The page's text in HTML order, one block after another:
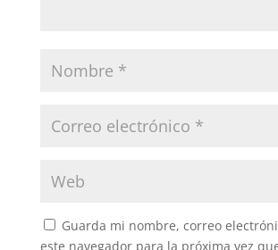
Guarda mi nombre, correo
este navegador para la próxima vez